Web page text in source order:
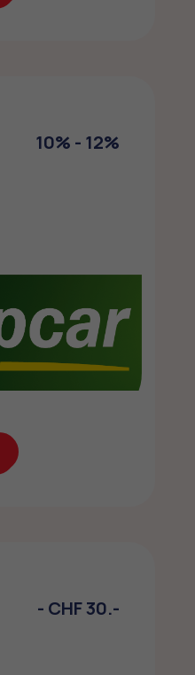
von einem
von ca.
Mieten Ihres
10% - 12%
- CHF 30.-